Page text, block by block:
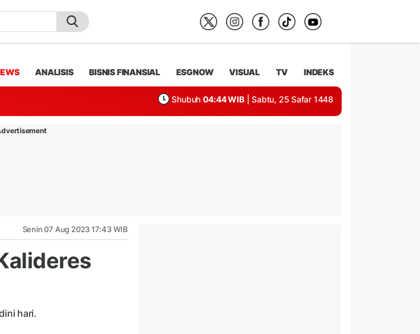
ANALISIS BISNIS FINANSIAL ESGNOW VISUAL TV INDEKS
Shubuh 04:44 WIB | Sabtu, 25 Safar 1448
Senin 07 Aug 2023 17:43 WIB
hari.